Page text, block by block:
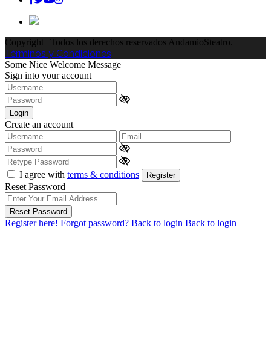
Copyright | Todos los derechos reservados AndamioSteatro.
Términos y Condiciones
Some Nice Welcome Message
Sign into your account
Login
Create an account
I agree with terms & conditions Register
Reset Password
Reset Password
Register here! Forgot password? Back to login Back to login